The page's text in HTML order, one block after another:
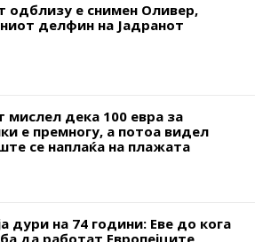
одблизу е снимен Оливер,
делфин на Јадранот
мислел дека 100 евра за
е премногу, а потоа видел
се наплаќа на плажата
дури на 74 години: Еве до кога